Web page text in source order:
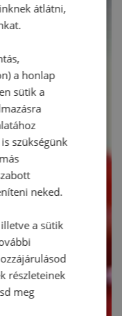
átlátni,
a honlap
sütik a
szükségünk
neked.
a sütik
részleteinek
meg